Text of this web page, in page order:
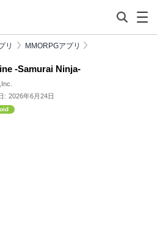
リ MMORPGアプリ
-Samurai Ninja-
: 2026年6月24日